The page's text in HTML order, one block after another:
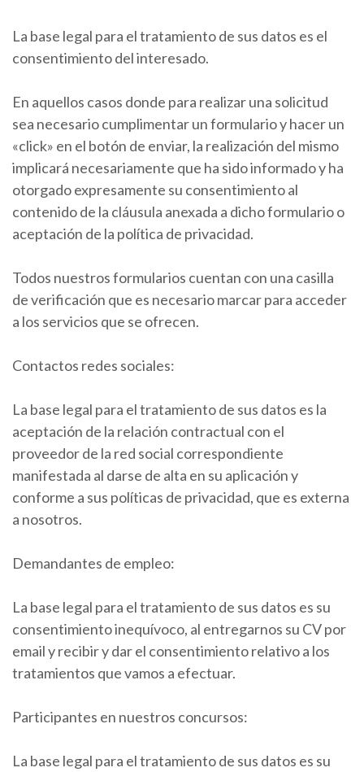
La base legal para el tratamiento de sus datos es el
consentimiento del interesado.
En aquellos casos donde para realizar una solicitud
sea necesario cumplimentar un formulario y hacer un
«click» en el botón de enviar, la realización del mismo
implicará necesariamente que ha sido informado y ha
otorgado expresamente su consentimiento al
contenido de la cláusula anexada a dicho formulario o
aceptación de la política de privacidad.
Todos nuestros formularios cuentan con una casilla
de verificación que es necesario marcar para acceder
a los servicios que se ofrecen.
Contactos redes sociales:
La base legal para el tratamiento de sus datos es la
aceptación de la relación contractual con el
proveedor de la red social correspondiente
manifestada al darse de alta en su aplicación y
conforme a sus políticas de privacidad, que es externa
a nosotros.
Demandantes de empleo:
La base legal para el tratamiento de sus datos es su
consentimiento inequívoco, al entregarnos su CV por
email y recibir y dar el consentimiento relativo a los
tratamientos que vamos a efectuar.
Participantes en nuestros concursos:
La base legal para el tratamiento de sus datos es su